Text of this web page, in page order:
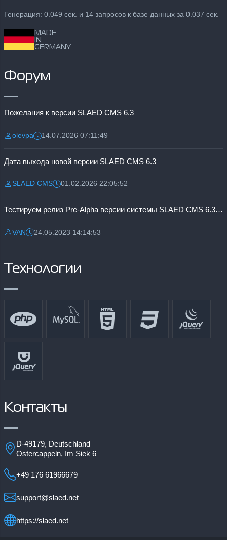
Генерация: 0.049 сек. и 14 запросов к базе данных за 0.037 сек.
MADE
IN
GERMANY
Форум
Пожелания к версии SLAED CMS 6.3
Разместил:
olevpaДата:14.07.2026 07:11:49
Дата выхода новой версии SLAED CMS 6.3
Разместил:
SLAED CMSДата:01.02.2026 22:05:52
Тестируем релиз Pre-Alpha версии системы SLAED CMS 6.3 Pro
Разместил:
VANДата:24.05.2023 14:14:53
Технологии
Контакты
D-49179, Deutschland
Ostercappeln, Im Siek 6
+49 176 61966679
support@slaed.net
https://slaed.net